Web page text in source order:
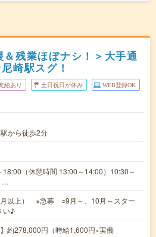
＆残業ほぼナシ！＞大手通
崎駅スグ！
給あり 土日祝日が休み WEB登録OK
から徒歩2分
（休憩時間 13:00～14:00）10:30～
…
月以上） ※急募 ○9月～、10月～スター
い♪
約278,000円（時給1,600円×実働